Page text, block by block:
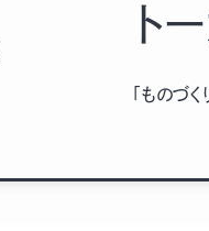
ト
「ものづ